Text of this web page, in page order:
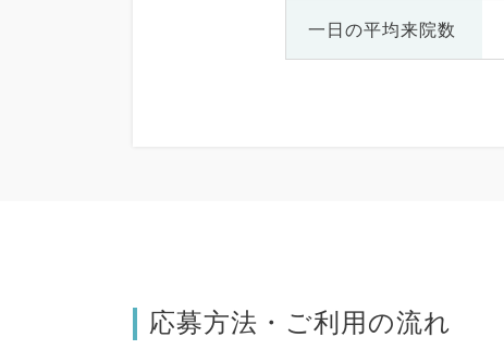
一日の平均来院数
応募方法・ご利用の流れ